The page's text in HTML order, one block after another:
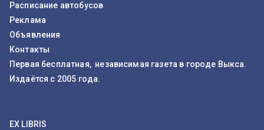
Расписание автобусов
Реклама
Объявления
Контакты
Первая бесплатная, независимая газета в городе Выкса.
Издаётся с 2005 года.
EX LIBRIS